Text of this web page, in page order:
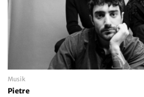
Musik
Pietre